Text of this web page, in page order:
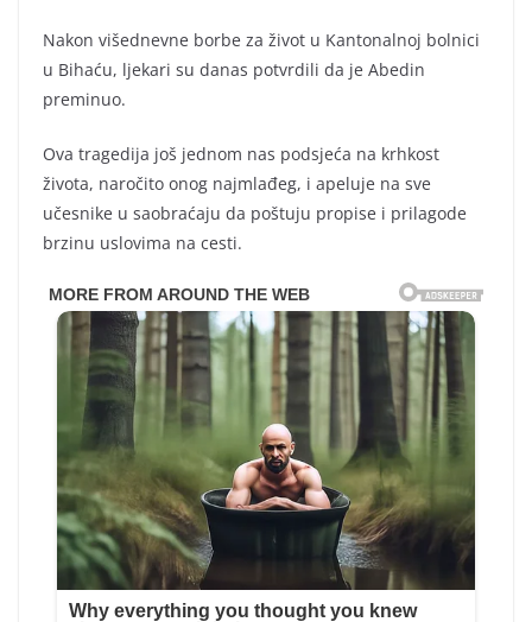
Nakon višednevne borbe za život u Kantonalnoj bolnici
u Bihaću, ljekari su danas potvrdili da je Abedin
preminuo.
Ova tragedija još jednom nas podsjeća na krhkost
života, naročito onog najmlađeg, i apeluje na sve
učesnike u saobraćaju da poštuju propise i prilagode
brzinu uslovima na cesti.